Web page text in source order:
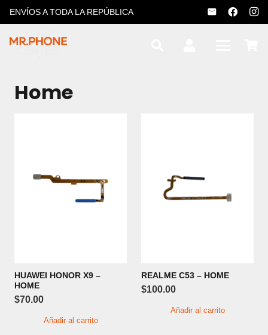
ENVÍOS A TODA LA REPÚBLICA
Home
HUAWEI HONOR X9 –
HOME
$70.00
Añadir al carrito
REALME C53 – HOME
$100.00
Añadir al carrito